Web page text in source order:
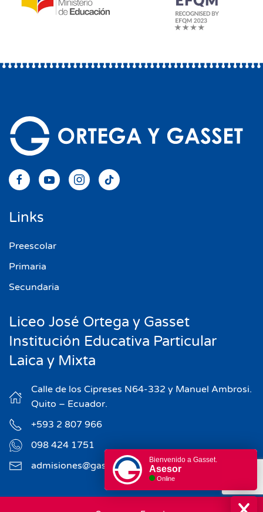
Links
Preescolar
Primaria
Secundaria
Liceo José Ortega y Gasset
Institución Educativa Particular
Laica y Mixta
Calle de los Cipreses N64-332 y Manuel Ambrosi.
Quito – Ecuador.
+593 2 807 966
098 424 1751
admisiones@gasset.edu.ecBienvenido a Gasset.
Asesor
Online